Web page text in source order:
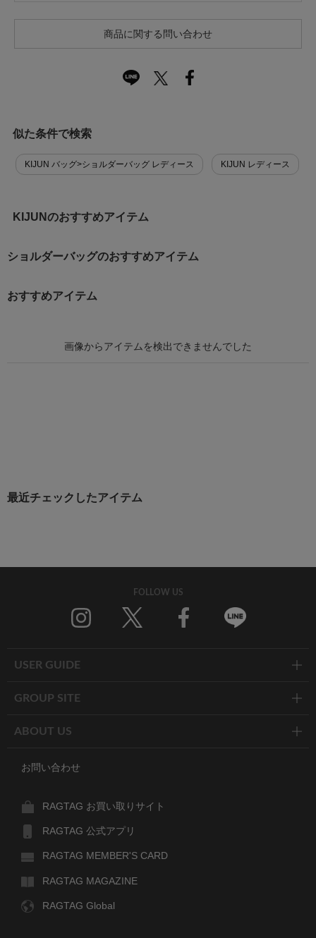
商品に関する問い合わせ
似た条件で検索
KIJUN バッグ>ショルダーバッグ レディース KIJUN レディース
KIJUNのおすすめアイテム
ショルダーバッグのおすすめアイテム
おすすめアイテム
最近チェックしたアイテム
FOLLOW US
USER GUIDE
GROUP SITE
ABOUT US
お問い合わせ
RAGTAG お買い取りサイト
RAGTAG 公式アプリ
RAGTAG MEMBER'S CARD
RAGTAG MAGAZINE
RAGTAG Global